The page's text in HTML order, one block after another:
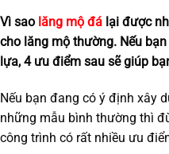
Vì sao lăng mộ đá lại được
cho lăng mộ thường. Nếu
lựa, 4 ưu điểm sau sẽ giúp
Nếu bạn đang có ý định xây
những mẫu bình thường thì
công trình có rất nhiều ưu